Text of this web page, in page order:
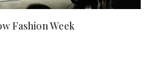
Fashion Week